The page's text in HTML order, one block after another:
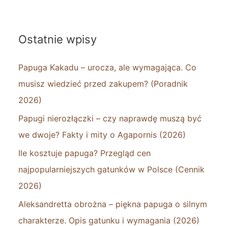
Ostatnie wpisy
Papuga Kakadu – urocza, ale wymagająca. Co
musisz wiedzieć przed zakupem? (Poradnik
2026)
Papugi nierozłączki – czy naprawdę muszą być
we dwoje? Fakty i mity o Agapornis (2026)
Ile kosztuje papuga? Przegląd cen
najpopularniejszych gatunków w Polsce (Cennik
2026)
Aleksandretta obrożna – piękna papuga o silnym
charakterze. Opis gatunku i wymagania (2026)